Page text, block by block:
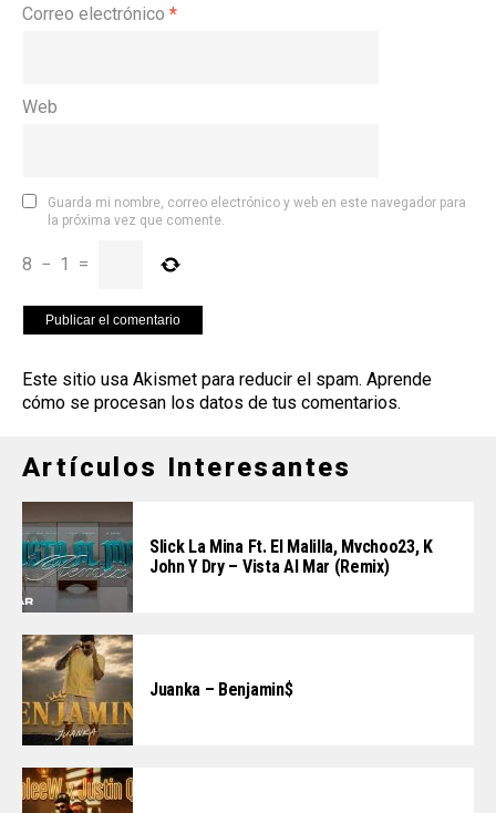
Correo electrónico *
Web
Guarda mi nombre, correo electrónico y web en este navegador para
la próxima vez que comente.
8 − 1 =
Este sitio usa Akismet para reducir el spam. Aprende
cómo se procesan los datos de tus comentarios.
Artículos Interesantes
Slick La Mina Ft. El Malilla, Mvchoo23, K
John Y Dry – Vista Al Mar (Remix)
Juanka – Benjamin$